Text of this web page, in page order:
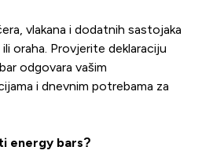
vlakana i dodatnih sastojaka
oraha. Provjerite deklaraciju
odgovara vašim
i dnevnim potrebama za
energy bars?